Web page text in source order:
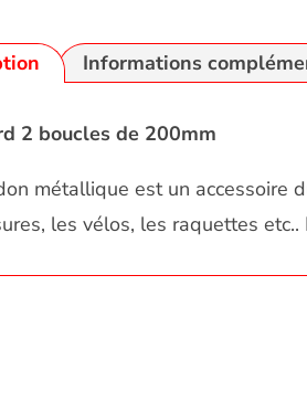
Informations
2 boucles de 200mm
métallique est un accessoire
les vélos, les raquettes